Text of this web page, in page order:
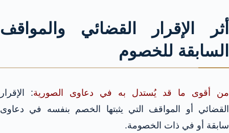
أثر الإقرار القضائي والمواقف
السابقة للخصوم
من أقوى ما قد يُستدل به في دعاوى الصورية: الإقرار
القضائي أو المواقف التي يثبتها الخصم بنفسه في دعاوى
سابقة أو في ذات الخصومة.